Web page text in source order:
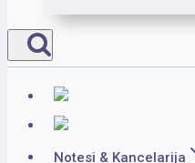
Notesi & Kancelarija